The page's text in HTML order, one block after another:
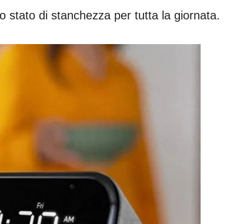
stato di stanchezza per tutta la giornata.